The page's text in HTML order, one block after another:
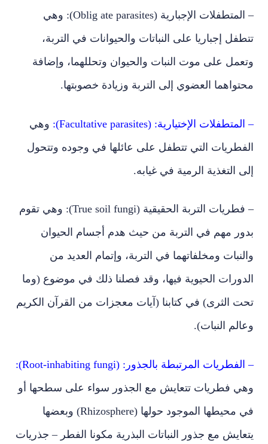
– المتطفلات الإجبارية (Oblig ate parasites): وهي
تتطفل إجباريا على النباتات والحيوانات في التربة،
وتعمل على موت النبات والحيوان وتحللهما، وإضافة
محتواهما العضوي إلى التربة وزيادة خصوبتها.
– المتطفلات الإختيارية: (Facultative parasites):
وهي
الفطريات التي تتطفل على عائلها في وجوده وتتحول
إلى التغذية الرمية في غيابه.
– فطريات التربة الحقيقية (True soil fungi): وهي تقوم
بدور مهم في التربة من حيث هدم أجسام الحيوان
والنبات ومخلفاتهما في التربة، وإتمام العديد من
الدورات الحيوية فيها، وقد فصلنا ذلك في موضوع (وما
تحت الثرى) في كتابنا (آيات معجزات من القرآن الكريم
وعالم النبات).
– الفطريات المرتبطة بالجذور: (Root-inhabiting fungi):
وهي فطريات تتعايش مع الجذور سواء على سطحها أو
في محيطها الموجود حولها (Rhizosphere) وبعضها
يتعايش مع جذور النباتات البذرية مكونا الفطر – جذريات